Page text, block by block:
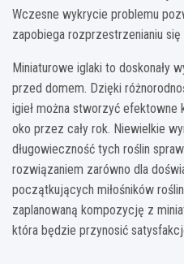
Wczesne wykrycie problemu
zapobiega rozprzestrzenianiu się
Miniaturowe iglaki to doskonały
przed domem. Dzięki
igieł można stworzyć
oko przez cały rok. Niewielkie
długowieczność tych roślin
rozwiązaniem zarówno dla
początkujących miłośników
zaplanowaną kompozycję z
która będzie przynosić